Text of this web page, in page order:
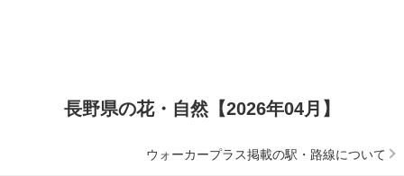
長野県の花・自然【2026年04月】
ウォーカープラス掲載の駅・路線について